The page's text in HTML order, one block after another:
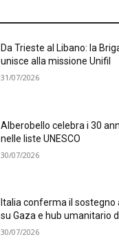
Da Trieste al Libano: la
unisce alla missione Unifil
31/07/2026
Alberobello celebra i 30
nelle liste UNESCO
30/07/2026
Italia conferma il sostegno
su Gaza e hub umanitario
30/07/2026